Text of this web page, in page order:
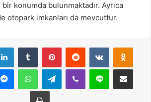
konumda bulunmaktadır. Ayrıca
otopark imkanları da mevcuttur.
LinkedInTumblr PinterestReddit VKontakte
MessengerWhatsAppTelegramViber Line E-Posta ile
Yazdır